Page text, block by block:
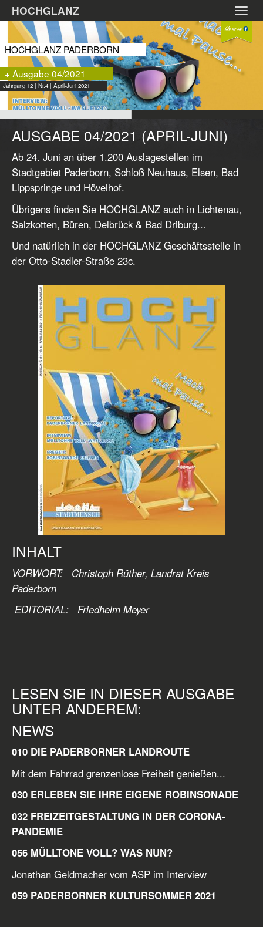
Zum
Hauptinhalt
springen
HOCHGLANZ
HOCHGLANZ PADERBORN
+ Ausgabe 04/2021
Jahrgang 12 | Nr.4 | April-Juni 2021
AUSGABE 04/2021 (APRIL-JUNI)
Ab 24. Juni an über 1.200 Auslagestellen im
Stadtgebiet Paderborn, Schloß Neuhaus, Elsen, Bad
Lippspringe und Hövelhof.
Übrigens finden Sie HOCHGLANZ auch in Lichtenau,
Salzkotten, Büren, Delbrück & Bad Driburg...
Und natürlich in der HOCHGLANZ Geschäftsstelle in
der Otto-Stadler-Straße 23c.
INHALT
VORWORT: Christoph Rüther, Landrat Kreis
Paderborn
EDITORIAL:
Friedhelm Meyer
LESEN SIE IN DIESER AUSGABE
UNTER ANDEREM:
NEWS
010 DIE PADERBORNER LANDROUTE
Mit dem Fahrrad grenzenlose Freiheit genießen...
030 ERLEBEN SIE IHRE EIGENE ROBINSONADE
032 FREIZEITGESTALTUNG IN DER CORONA-
PANDEMIE
056 MÜLLTONE VOLL? WAS NUN?
Jonathan Geldmacher vom ASP im Interview
059 PADERBORNER KULTURSOMMER 2021